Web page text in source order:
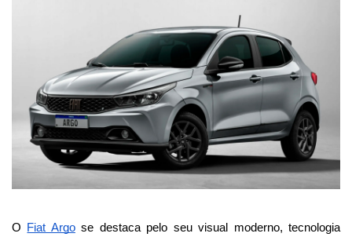
O Fiat Argo se destaca pelo seu visual moderno, tecnologia